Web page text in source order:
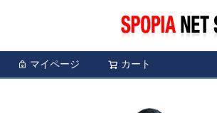
マイページ カート